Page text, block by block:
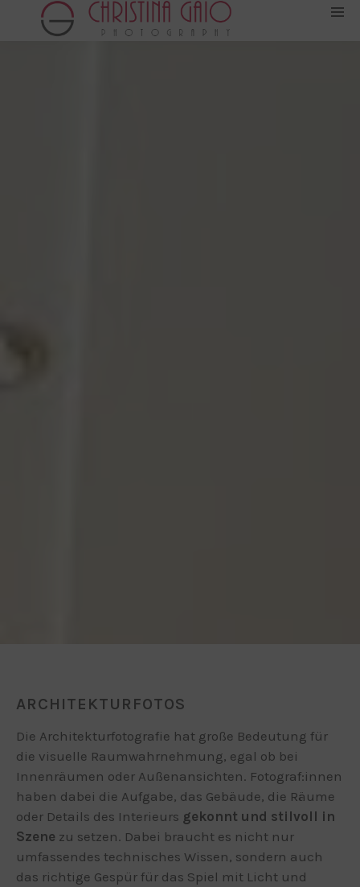
ARCHITEKTURFOTOS
Die Architekturfotografie hat große Bedeutung für
die visuelle Raumwahrnehmung, egal ob bei
Innenräumen oder Außenansichten. Fotograf:innen
haben dabei die Aufgabe, das Gebäude, die Räume
oder Details des Interieurs gekonnt und stilvoll in
Szene zu setzen. Dabei braucht es nicht nur
umfassendes technisches Wissen, sondern auch
das richtige Gespür für das Spiel mit Licht und